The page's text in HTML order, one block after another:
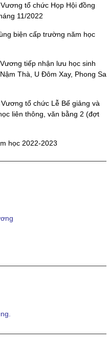
tổ chức Họp Hội đồng
11/2022
biện cấp trường năm học
tiếp nhận lưu học sinh
Thà, U Đôm Xay, Phong Sa
tổ chức Lễ Bế giảng và
liên thông, văn bằng 2 (đợt
học 2022-2023